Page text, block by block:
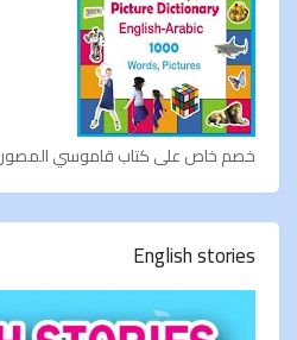
خصم خاص على كتاب قاموسي المصور 1000 كلمة مصور للاطفال
English stories